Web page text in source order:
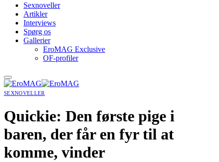
Sexnoveller
Artikler
Interviews
Spørg os
Gallerier
EroMAG Exclusive
OF-profiler
SEXNOVELLER
Quickie: Den første pige i
baren, der får en fyr til at
komme, vinder